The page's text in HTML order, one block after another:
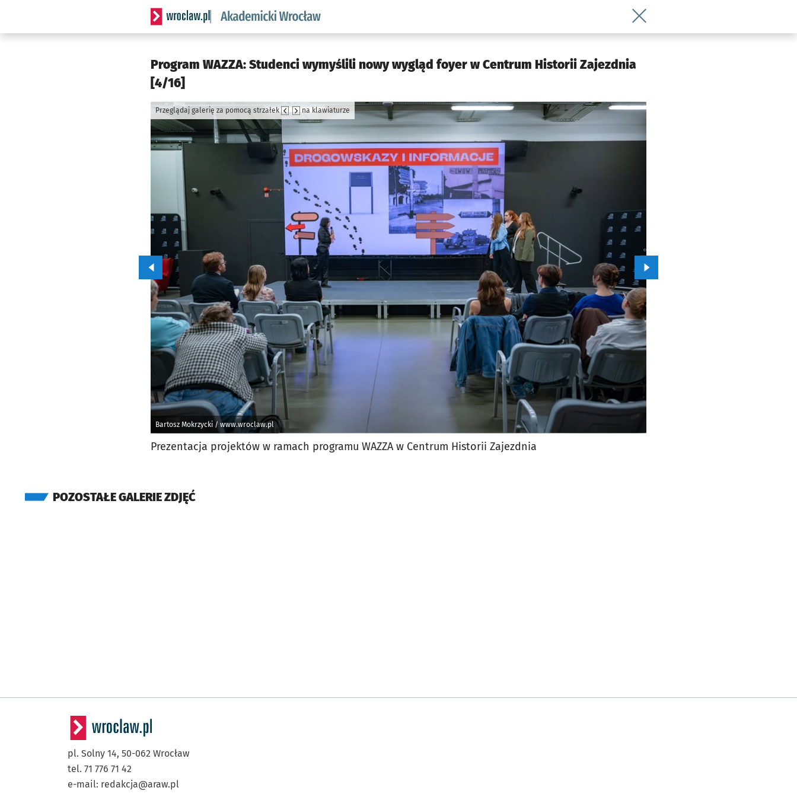
Serwis informacyjny wroclaw.pl podserwis: Akademicki Wrocław
Wróć do artykułu Program WAZZA:
Program WAZZA: Studenci wymyślili nowy wygląd foyer w Centrum Historii Zajezdnia
[4/16]
Bartosz Mokrzycki / www.wroclaw.pl
Przeglądaj galerię za pomocą strzałek na klawiaturze
Przejdź do poprzedniego zdjęcia. Przejdź do kolejnego zdjęcia.
Prezentacja projektów w ramach programu WAZZA w Centrum Historii Zajezdnia
POZOSTAŁE GALERIE ZDJĘĆ
pl. Solny 14, 50-062 Wrocław
tel. 71 776 71 42
e-mail: redakcja@araw.pl